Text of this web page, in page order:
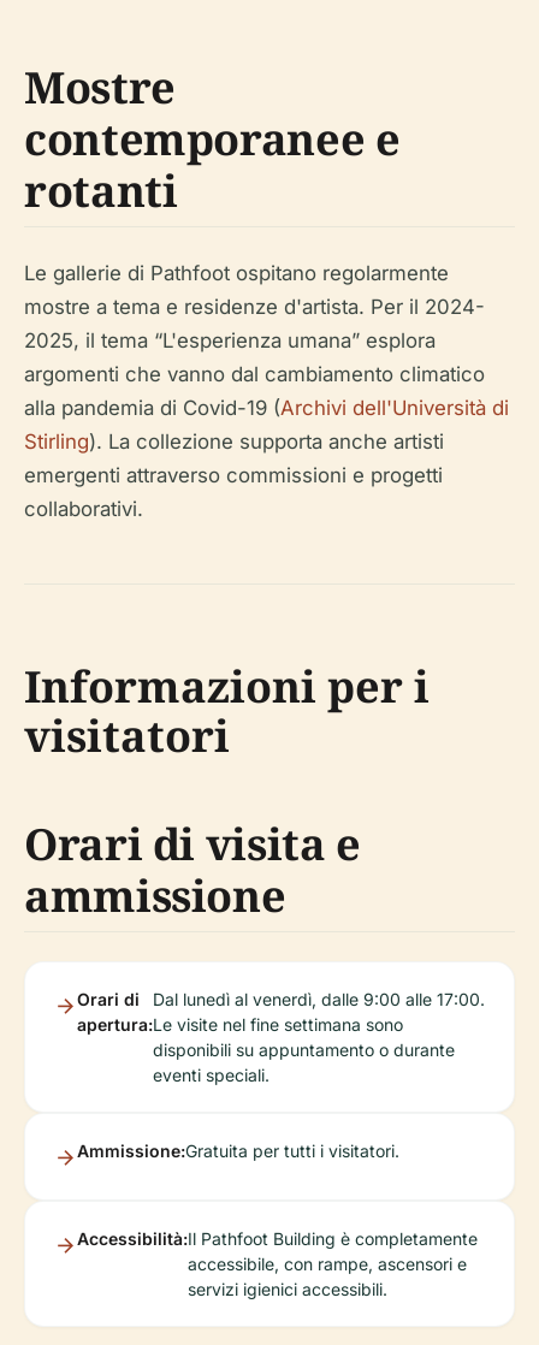
Mostre
contemporanee e
rotanti
Le gallerie di Pathfoot ospitano regolarmente
mostre a tema e residenze d'artista. Per il 2024-
2025, il tema “L'esperienza umana” esplora
argomenti che vanno dal cambiamento climatico
alla pandemia di Covid-19 (Archivi dell'Università di
Stirling). La collezione supporta anche artisti
emergenti attraverso commissioni e progetti
collaborativi.
Informazioni per i
visitatori
Orari di visita e
ammissione
Orari di
apertura:
Dal lunedì al venerdì, dalle 9:00 alle 17:00.
Le visite nel fine settimana sono
disponibili su appuntamento o durante
eventi speciali.
Ammissione:Gratuita per tutti i visitatori.
Accessibilità:Il Pathfoot Building è completamente
accessibile, con rampe, ascensori e
servizi igienici accessibili.